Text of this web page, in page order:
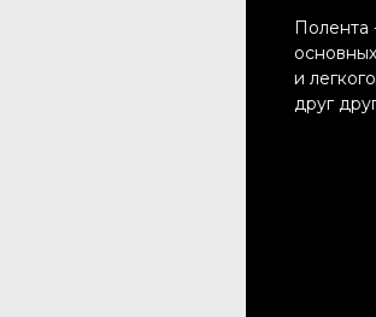
Полента
и
друг